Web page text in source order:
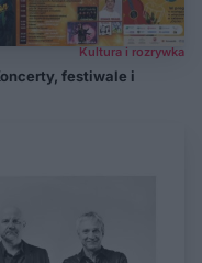
Kultura i rozrywka
festiwale i